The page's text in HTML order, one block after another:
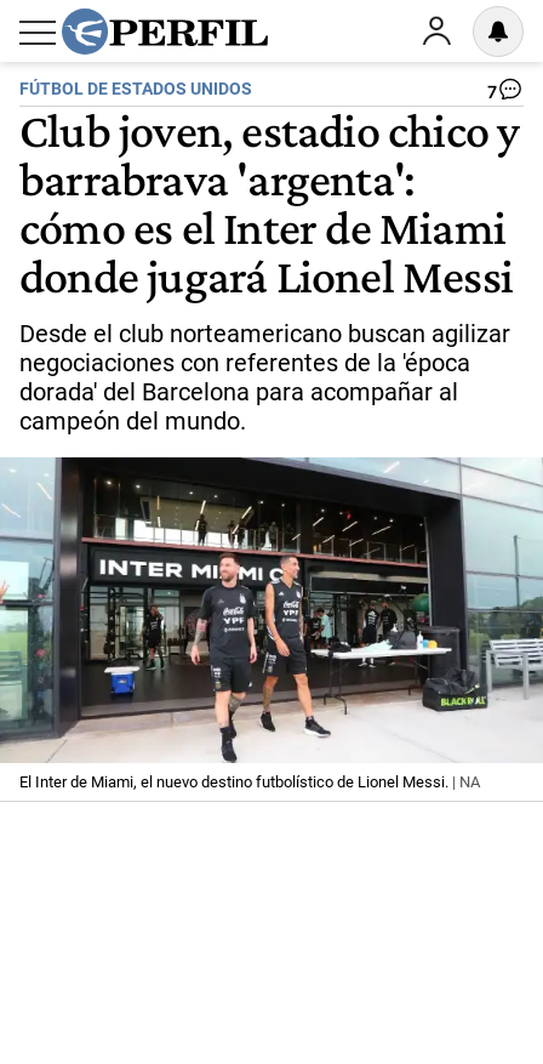
FÚTBOL DE ESTADOS UNIDOS 7
Club joven, estadio chico y
barrabrava 'argenta':
cómo es el Inter de Miami
donde jugará Lionel Messi
Desde el club norteamericano buscan agilizar
negociaciones con referentes de la 'época
dorada' del Barcelona para acompañar al
campeón del mundo.
El Inter de Miami, el nuevo destino futbolístico de Lionel Messi. | NA